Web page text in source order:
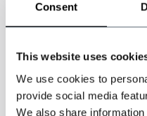
Consent
This website uses
We use cookies to
provide social media
We also share
Color: azul marino oscuro
3 botones